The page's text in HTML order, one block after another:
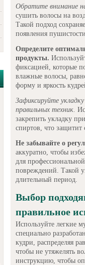
Обратите внимание
сушить волосы на
Такой подход
появления
Определите
продукты.
фиксацией, которые
влажные волосы,
форму и яркость
Зафиксируйте
правильных техник.
закрепить укладку
спиртов, что защитит
Не забывайте о
аккуратно, чтобы
для
повреждений. Такой
длительный период.
Выбор
правильное
Используйте легкие
специально
кудри, распределяя
чтобы не утяжелять
инструкцию, чтобы